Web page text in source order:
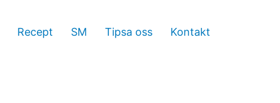
Recept SM Tipsa oss Kontakt